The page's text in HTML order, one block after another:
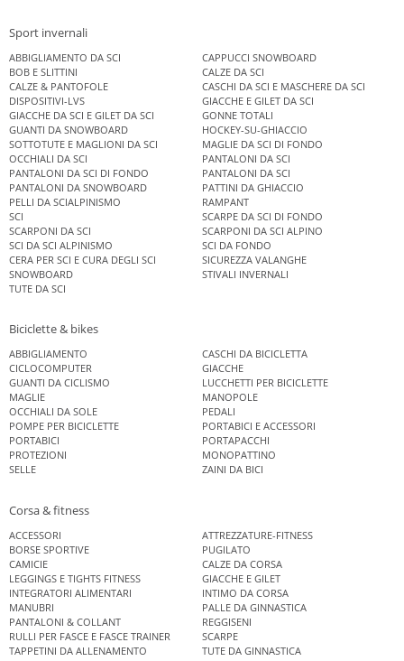
Sport invernali
ABBIGLIAMENTO DA SCI
CAPPUCCI SNOWBOARD
BOB E SLITTINI
CALZE DA SCI
CALZE & PANTOFOLE
CASCHI DA SCI E MASCHERE DA SCI
DISPOSITIVI-LVS
GIACCHE E GILET DA SCI
GIACCHE DA SCI E GILET DA SCI
GONNE TOTALI
GUANTI DA SNOWBOARD
HOCKEY-SU-GHIACCIO
SOTTOTUTE E MAGLIONI DA SCI
MAGLIE DA SCI DI FONDO
OCCHIALI DA SCI
PANTALONI DA SCI
PANTALONI DA SCI DI FONDO
PANTALONI DA SCI
PANTALONI DA SNOWBOARD
PATTINI DA GHIACCIO
PELLI DA SCIALPINISMO
RAMPANT
SCI
SCARPE DA SCI DI FONDO
SCARPONI DA SCI
SCARPONI DA SCI ALPINO
SCI DA SCI ALPINISMO
SCI DA FONDO
CERA PER SCI E CURA DEGLI SCI
SICUREZZA VALANGHE
SNOWBOARD
STIVALI INVERNALI
TUTE DA SCI
Biciclette & bikes
ABBIGLIAMENTO
CASCHI DA BICICLETTA
CICLOCOMPUTER
GIACCHE
GUANTI DA CICLISMO
LUCCHETTI PER BICICLETTE
MAGLIE
MANOPOLE
OCCHIALI DA SOLE
PEDALI
POMPE PER BICICLETTE
PORTABICI E ACCESSORI
PORTABICI
PORTAPACCHI
PROTEZIONI
MONOPATTINO
SELLE
ZAINI DA BICI
Corsa & fitness
ACCESSORI
ATTREZZATURE-FITNESS
BORSE SPORTIVE
PUGILATO
CAMICIE
CALZE DA CORSA
LEGGINGS E TIGHTS FITNESS
GIACCHE E GILET
INTEGRATORI ALIMENTARI
INTIMO DA CORSA
MANUBRI
PALLE DA GINNASTICA
PANTALONI & COLLANT
REGGISENI
RULLI PER FASCE E FASCE TRAINER
SCARPE
TAPPETINI DA ALLENAMENTO
TUTE DA GINNASTICA